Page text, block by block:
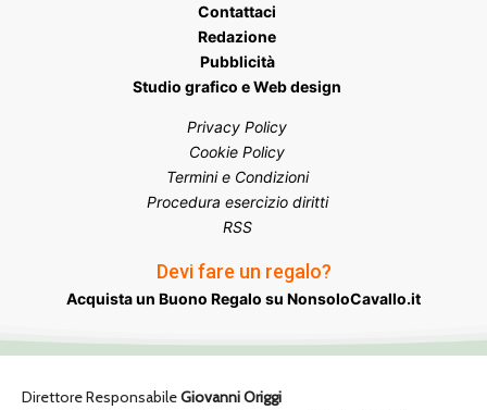
Contattaci
Redazione
Pubblicità
Studio grafico e Web design
Privacy Policy
Cookie Policy
Termini e Condizioni
Procedura esercizio diritti
RSS
Devi fare un regalo?
Acquista un Buono Regalo su NonsoloCavallo.it
Direttore ResponsabileGiovanni Origgi